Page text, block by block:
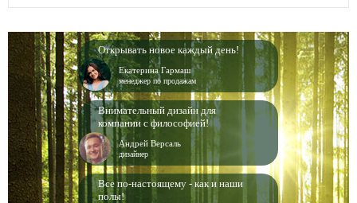
Открывать новое каждый день!
Екатерина Гармаш
менеджер по продажам
Внимательный дизайн для
компании с философией!
Андрей Версаль
дизайнер
Все по-настоящему - как и наши
полы!